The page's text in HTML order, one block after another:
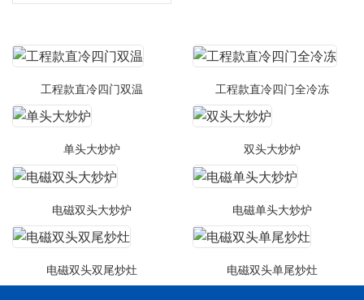
工程款直冷四门双温 工程款直冷四门全冷冻
单头大炒炉 双头大炒炉
电磁双头大炒炉 电磁单头大炒炉
电磁双头双尾炒灶 电磁双头单尾炒灶